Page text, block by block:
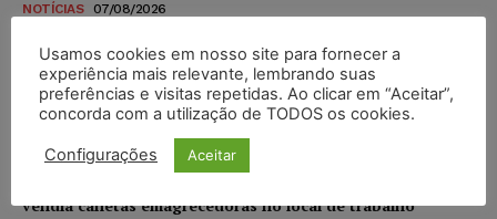
NOTÍCIAS 07/08/2026
STF amplia isenção de IBS e CBS na compra de veículos
novos para pessoas com deficiência e autistas de todos os
níveis
vendia canetas emagrecedoras no local de trabalho
Usamos cookies em nosso site para fornecer a
experiência mais relevante, lembrando suas
preferências e visitas repetidas. Ao clicar em “Aceitar”,
concorda com a utilização de TODOS os cookies.
Configurações Aceitar